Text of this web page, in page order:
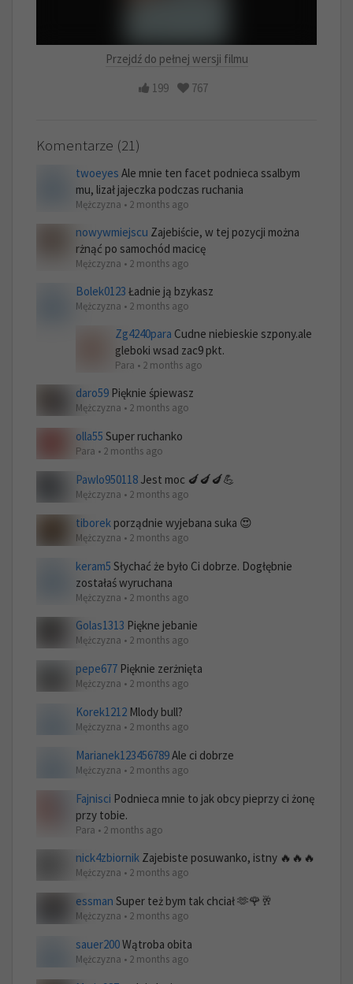
Przejdź do pełnej wersji filmu
199
767
Komentarze (21)
twoeyes Ale mnie ten facet podnieca ssalbym
mu, lizał jajeczka podczas ruchania
Mężczyzna • 2 months ago
nowywmiejscu Zajebiście, w tej pozycji można
rżnąć po samochód macicę
Mężczyzna • 2 months ago
Bolek0123 Ładnie ją bzykasz
Mężczyzna • 2 months ago
Zg4240para Cudne niebieskie szpony.ale
gleboki wsad zac9 pkt.
Para • 2 months ago
daro59 Pięknie śpiewasz
Mężczyzna • 2 months ago
olla55 Super ruchanko
Para • 2 months ago
Pawlo950118 Jest moc 🍆🍆🍆💪
Mężczyzna • 2 months ago
tiborek porządnie wyjebana suka 😍
Mężczyzna • 2 months ago
keram5 Słychać że było Ci dobrze. Dogłębnie
zostałaś wyruchana
Mężczyzna • 2 months ago
Golas1313 Piękne jebanie
Mężczyzna • 2 months ago
pepe677 Pięknie zerżnięta
Mężczyzna • 2 months ago
Korek1212 Mlody bull?
Mężczyzna • 2 months ago
Marianek123456789Ale ci dobrze
Mężczyzna • 2 months ago
Fajnisci Podnieca mnie to jak obcy pieprzy ci żonę
przy tobie.
Para • 2 months ago
nick4zbiornik Zajebiste posuwanko, istny 🔥🔥🔥
Mężczyzna • 2 months ago
essman Super też bym tak chciał 🫶🌹🥂
Mężczyzna • 2 months ago
sauer200Wątroba obita
Mężczyzna • 2 months ago